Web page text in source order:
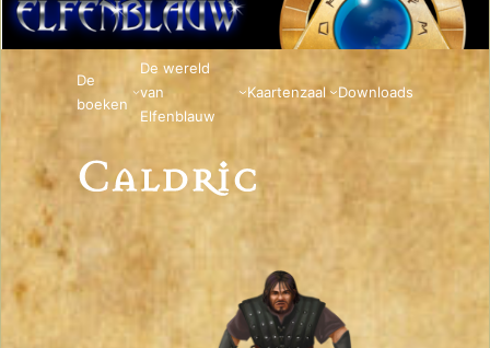
De
boeken
De wereld
van
Elfenblauw
Kaartenzaal Downloads